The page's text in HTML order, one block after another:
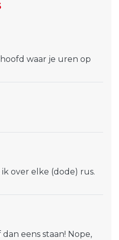
waar je uren op
over elke (dode) rus.
eens staan! Nope,